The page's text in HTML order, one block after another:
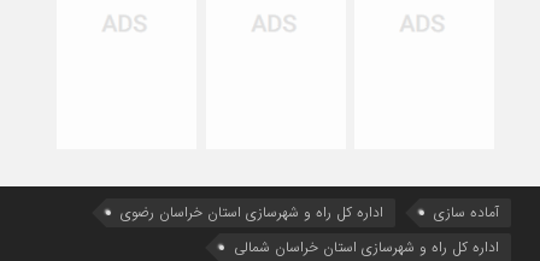
آماده سازی
اداره كل راه و شهرسازي استان خراسان رضوي
اداره كل راه و شهرسازي استان خراسان شمالي